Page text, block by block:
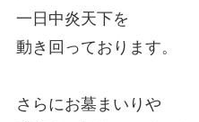
一日中炎天下を
動き回っております。
さらにお墓まいりや